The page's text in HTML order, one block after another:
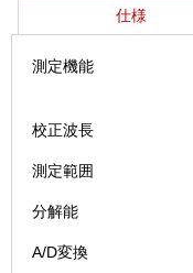
仕様
測定機能
校正波長
測定範囲
分解能
A/D変換